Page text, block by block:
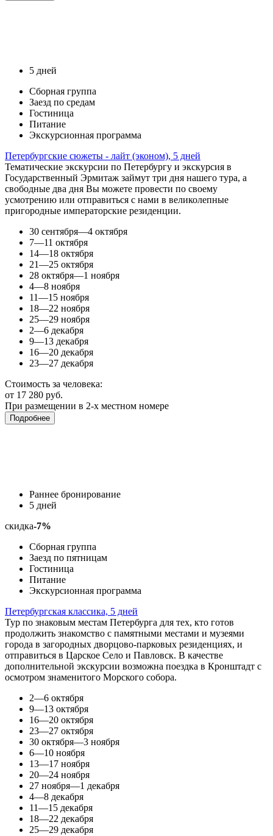
5 дней
Сборная группа
Заезд по средам
Гостиница
Питание
Экскурсионная программа
Петербургские сюжеты - лайт (эконом), 5 дней
Тематические экскурсии по Петербургу и экскурсия в
Государственный Эрмитаж займут три дня нашего тура, а
свободные два дня Вы можете провести по своему
усмотрению или отправиться с нами в великолепные
пригородные императорские резиденции.
30 сентября—4 октября
7—11 октября
14—18 октября
21—25 октября
28 октября—1 ноября
4—8 ноября
11—15 ноября
18—22 ноября
25—29 ноября
2—6 декабря
9—13 декабря
16—20 декабря
23—27 декабря
Стоимость за человека:
от 17 280 руб.
При размещении в 2-х местном номере
Подробнее
Раннее бронирование
5 дней
скидка-7%
Сборная группа
Заезд по пятницам
Гостиница
Питание
Экскурсионная программа
Петербургская классика, 5 дней
Тур по знаковым местам Петербурга для тех, кто готов
продолжить знакомство с памятными местами и музеями
города в загородных дворцово-парковых резиденциях, и
отправиться в Царское Село и Павловск. В качестве
дополнительной экскурсии возможна поездка в Кронштадт с
осмотром знаменитого Морского собора.
2—6 октября
9—13 октября
16—20 октября
23—27 октября
30 октября—3 ноября
6—10 ноября
13—17 ноября
20—24 ноября
27 ноября—1 декабря
4—8 декабря
11—15 декабря
18—22 декабря
25—29 декабря